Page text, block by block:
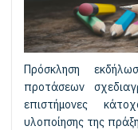
Πρόσκληση
προτάσεων
επιστήμονες
υλοποίησης της